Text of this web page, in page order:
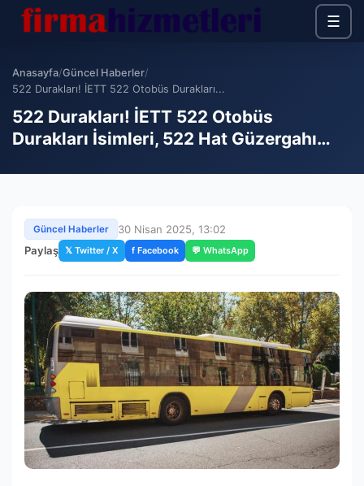
☰
Anasayfa/Güncel Haberler/
522 Durakları! İETT 522 Otobüs Durakları...
522 Durakları! İETT 522 Otobüs
Durakları İsimleri, 522 Hat Güzergahı…
Güncel Haberler
30 Nisan 2025, 13:02
Paylaş 𝕏 Twitter / X f Facebook 💬 WhatsApp